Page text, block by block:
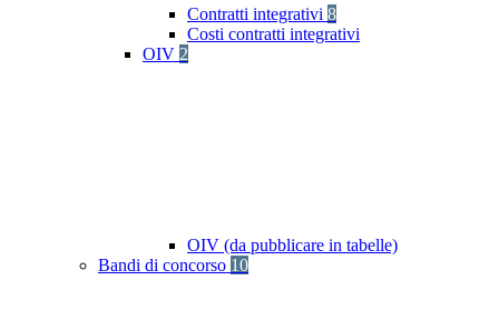
Contratti integrativi 8
Costi contratti integrativi
OIV 2
OIV (da pubblicare in tabelle)
Bandi di concorso 10